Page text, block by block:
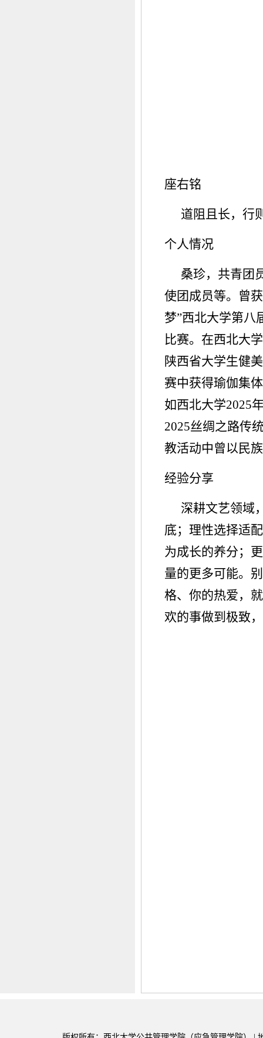
座右铭
道阻且长，行
个人情况
桑珍，共青团
使团成员等。曾
梦”西北大学第八
比赛。在西北大
陕西省大学生健
赛中获得瑜伽集
如西北大学2025
2025丝绸之路传
教活动中曾以民
经验分享
深耕文艺领域
底；理性选择适
为成长的养分；
量的更多可能。
格、你的热爱，
欢的事做到极致